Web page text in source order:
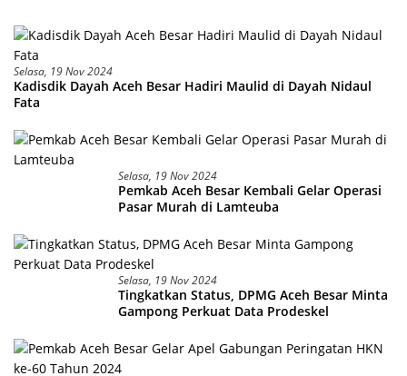
Selasa, 19 Nov 2024
Kadisdik Dayah Aceh Besar Hadiri Maulid di Dayah Nidaul
Fata
Selasa, 19 Nov 2024
Pemkab Aceh Besar Kembali Gelar Operasi
Pasar Murah di Lamteuba
Selasa, 19 Nov 2024
Tingkatkan Status, DPMG Aceh Besar Minta
Gampong Perkuat Data Prodeskel